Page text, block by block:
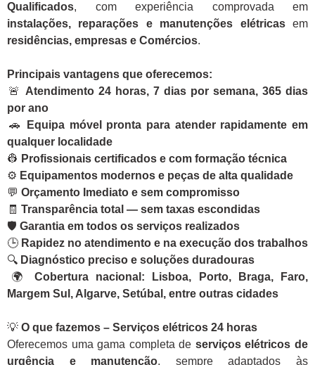
Qualificados, com experiência comprovada em
instalações, reparações e manutenções elétricasem
residências, empresas e Comércios.
Principais vantagens que oferecemos:
🚨 Atendimento 24 horas, 7 dias por semana, 365 dias
por ano
🚗
Equipa móvel pronta para atender rapidamente em
qualquer localidade
👷 Profissionais certificados e com formação técnica
⚙️ Equipamentos modernos e peças de alta qualidade
💬 Orçamento Imediato e sem compromisso
🧾 Transparência total — sem taxas escondidas
🛡️ Garantia em todos os serviços realizados
🕒 Rapidez no atendimento e na execução dos trabalhos
🔍 Diagnóstico preciso e soluções duradouras
🌍 Cobertura nacional: Lisboa, Porto, Braga, Faro,
Margem Sul, Algarve, Setúbal, entre outras cidades
💡 O que fazemos – Serviços elétricos 24 horas
Oferecemos uma gama completa de serviços elétricos de
urgência e manutenção, sempre adaptados às